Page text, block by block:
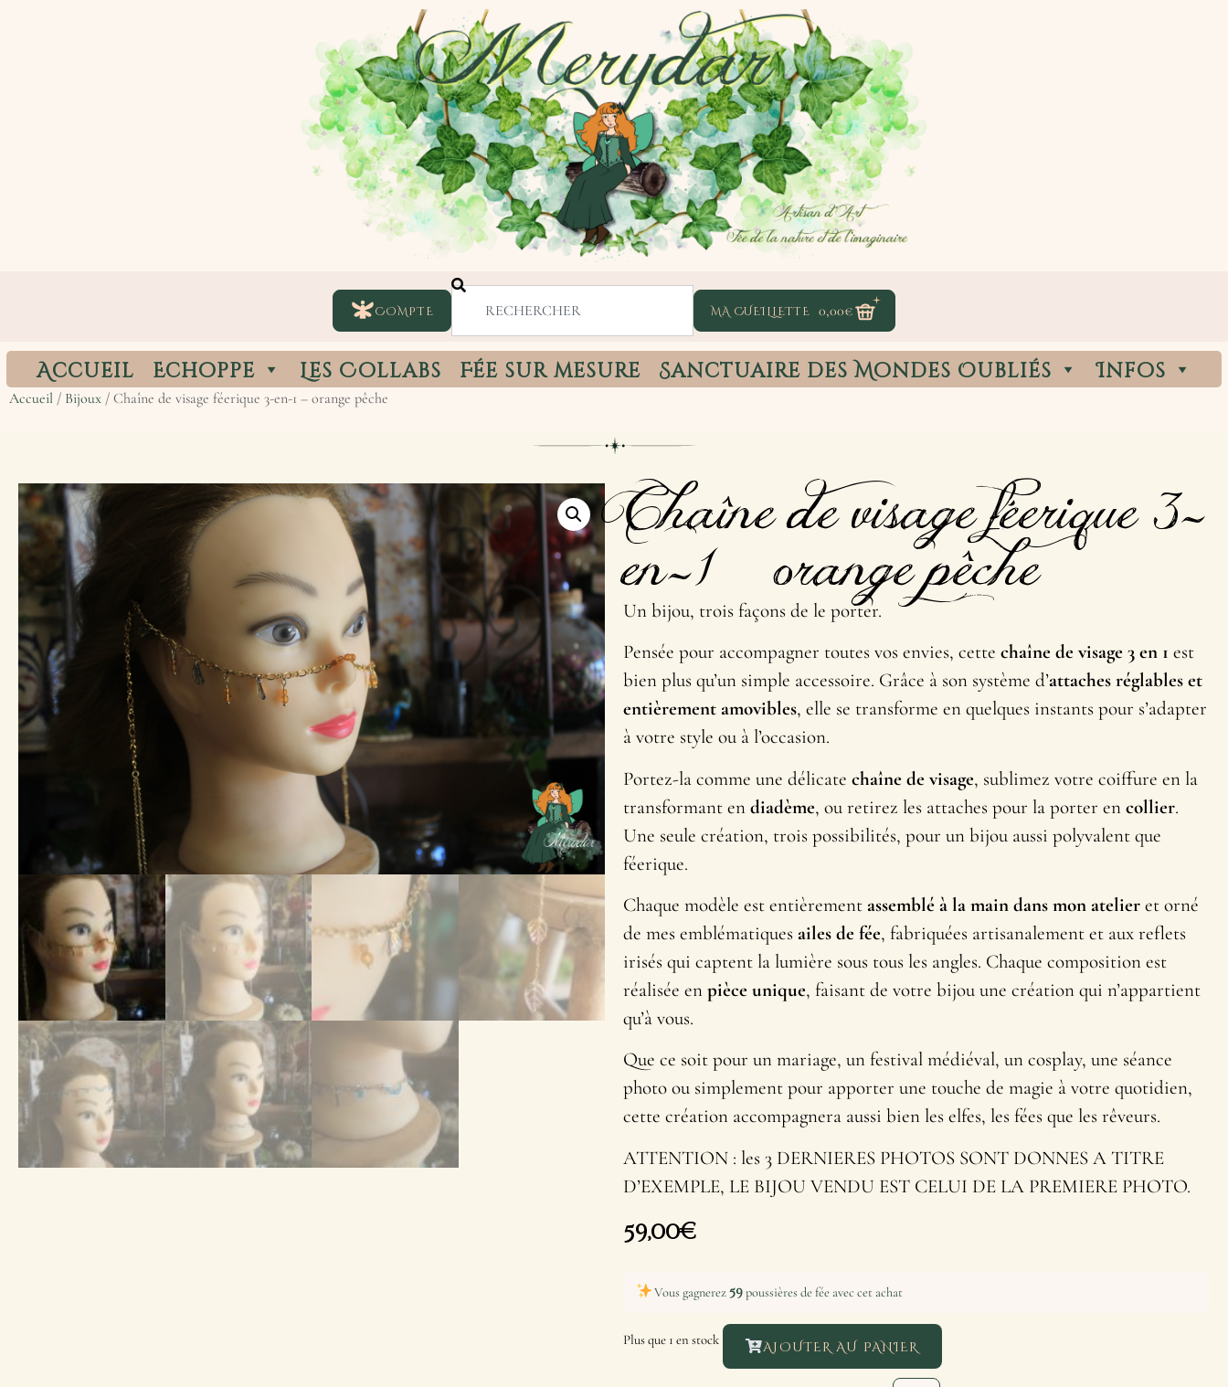
COMPTE 0,00€
Accueil Echoppe Les Collabs Fée sur mesure Sanctuaire des Mondes Oubliés Infos
Accueil / Bijoux / Chaîne de visage féerique 3-en-1 – orange pêche
Chaîne de visage féerique 3-
en-1 – orange pêche
Un bijou, trois façons de le porter.
Pensée pour accompagner toutes vos envies, cette chaîne de visage 3 en 1 est
bien plus qu’un simple accessoire. Grâce à son système d’attaches réglables et
entièrement amovibles, elle se transforme en quelques instants pour s’adapter
à votre style ou à l’occasion.
Portez-la comme une délicate chaîne de visage, sublimez votre coiffure en la
transformant en diadème, ou retirez les attaches pour la porter en collier.
Une seule création, trois possibilités, pour un bijou aussi polyvalent que
féerique.
Chaque modèle est entièrement assemblé à la main dans mon atelier et orné
de mes emblématiques ailes de fée, fabriquées artisanalement et aux reflets
irisés qui captent la lumière sous tous les angles. Chaque composition est
réalisée en pièce unique, faisant de votre bijou une création qui n’appartient
qu’à vous.
Que ce soit pour un mariage, un festival médiéval, un cosplay, une séance
photo ou simplement pour apporter une touche de magie à votre quotidien,
cette création accompagnera aussi bien les elfes, les fées que les rêveurs.
ATTENTION : les 3 DERNIERES PHOTOS SONT DONNES A TITRE
D’EXEMPLE, LE BIJOU VENDU EST CELUI DE LA PREMIERE PHOTO.
59,00€
Vous gagnerez59poussières de fée avec cet achat
Plus que 1 en stock AJOUTER AU PANIER